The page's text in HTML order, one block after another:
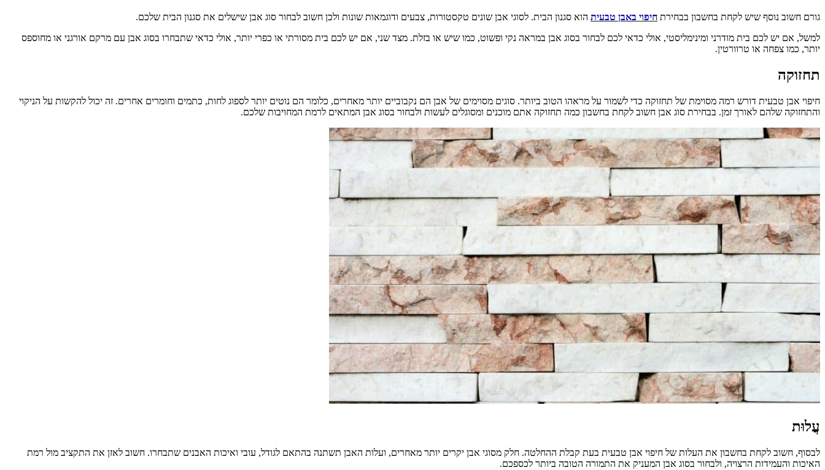
גורם חשוב נוסף שיש לקחת בחשבון בבחירת חיפוי באבן טבעית הוא סגנון הבית. לסוגי אבן שונים טקסטורות, צבעים ודוגמאות שונות ולכן חשוב לבחור סוג אבן שישלים את סגנון הבית שלכם.
למשל, אם יש לכם בית מודרני ומינימליסטי, אולי כדאי לכם לבחור בסוג אבן במראה נקי ופשוט, כמו שיש או בזלת. מצד שני, אם יש לכם בית מסורתי או כפרי יותר, אולי כדאי שתבחרו בסוג אבן עם מרקם אורגני או מחוספס
יותר, כמו צפחה או טרוורטין.
תחזוקה
חיפוי אבן טבעית דורש רמה מסוימת של תחזוקה כדי לשמור על מראהו הטוב ביותר. סוגים מסוימים של אבן הם נקבוביים יותר מאחרים, כלומר הם נוטים יותר לספוג לחות, כתמים וחומרים אחרים. זה יכול להקשות על הניקוי
והתחזוקה שלהם לאורך זמן. בבחירת סוג אבן חשוב לקחת בחשבון כמה תחזוקה אתם מוכנים ומסוגלים לעשות ולבחור בסוג אבן המתאים לרמת המחויבות שלכם.
עֲלוּת
לבסוף, חשוב לקחת בחשבון את העלות של חיפוי אבן טבעית בעת קבלת ההחלטה. חלק מסוגי אבן יקרים יותר מאחרים, ועלות האבן תשתנה בהתאם לגודל, עובי ואיכות האבנים שתבחרו. חשוב לאזן את התקציב מול רמת
האיכות והעמידות הרצויה, ולבחור בסוג אבן המעניק את התמורה הטובה ביותר לכספכם.